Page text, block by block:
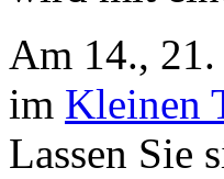
Am 14.,
im Kleinen
Lassen Sie